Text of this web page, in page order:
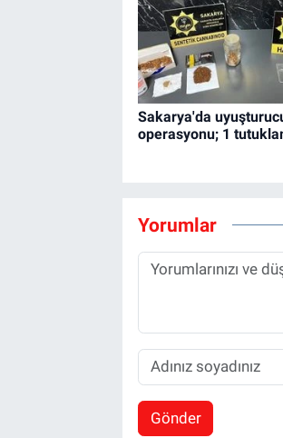
Sakarya'da
operasyonu; 1
Yorumlar
Gönder